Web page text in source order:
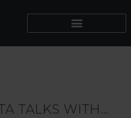
TALKS WITH…